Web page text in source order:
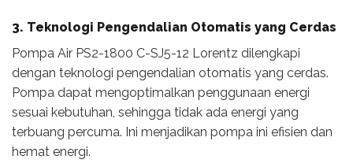
3. Teknologi Pengendalian Otomatis yang Cerdas
Pompa Air PS2-1800 C-SJ5-12 Lorentz dilengkapi
dengan teknologi pengendalian otomatis yang cerdas.
Pompa dapat mengoptimalkan penggunaan energi
sesuai kebutuhan, sehingga tidak ada energi yang
terbuang percuma. Ini menjadikan pompa ini efisien dan
hemat energi.